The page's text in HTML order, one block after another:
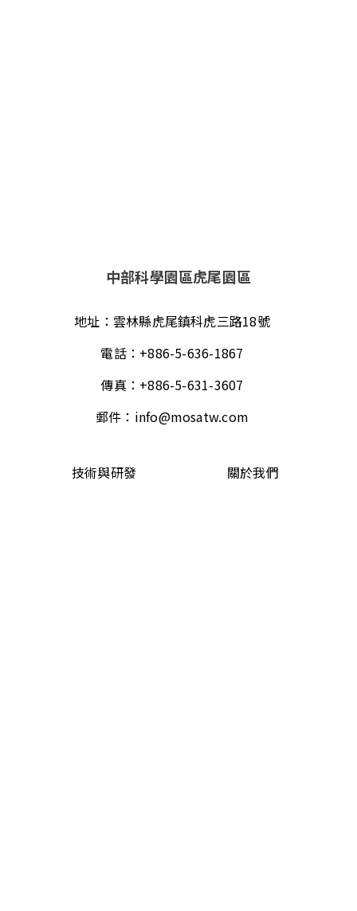
中部科學園區虎尾園區
地址： 雲林縣虎尾鎮科虎三路18號
電話： +886-5-636-1867
傳真： +886-5-631-3607
郵件： info@mosatw.com
技術與研發
關於我們